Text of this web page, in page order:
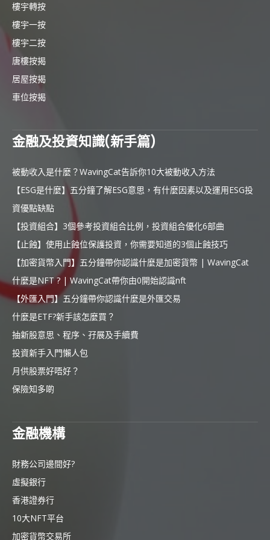
樓宇轉按
樓宇一按
樓宇二按
唐樓按揭
居屋按揭
車位按揭
金融及投資知識(新手篇)
被動收入是什麼？WavingCat告訴你10大被動收入方法
【ESG是什麼】五分鐘了解ESG意思，有什麼因素以及運用ESG投
資優點缺點
【投資組合】3個參考投資組合比例，投資組合優化6部曲
【止蝕】使用止蝕位保護投資，你需要知道的3個止蝕技巧
【加密貨幣入門】五分鐘帶你認識什麼是加密貨幣 | WavingCat
什麼是NFT ? | WavingCat帶你由0開始認識nft
【外匯入門】五分鐘帶你認識什麼是外匯交易
什麼是ETF?新手該怎麼買？
抽新股意思、程序、孖展及手續費
投資新手入門懶人包
月供股票好唔好？
保險知多啲
金融機構
財務公司邊間好?
虛擬銀行
香港證券行
10大NFT平台
加密貨幣交易所